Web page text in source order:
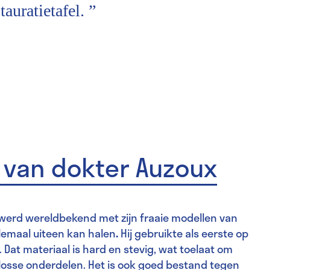
”
dokter Auzoux
wereldbekend met zijn fraaie modellen van
uiteen kan halen.Hij gebruikte als eerste op
materiaal is hard en stevig, wat toelaat om
onderdelen. Het is ook goed bestand tegen